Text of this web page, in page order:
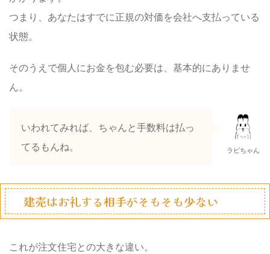
つまり、あなたはすでに正規の対価を会社へ支払っている
状態。
そのうえで個人にお金を包む必要は、基本的にありませ
ん。
いわれてみれば、ちゃんと手数料は払っ
てるもんね。
ラビちゃん
建売はお礼する相手がそもそも少ない
これが注文住宅との大きな違い。